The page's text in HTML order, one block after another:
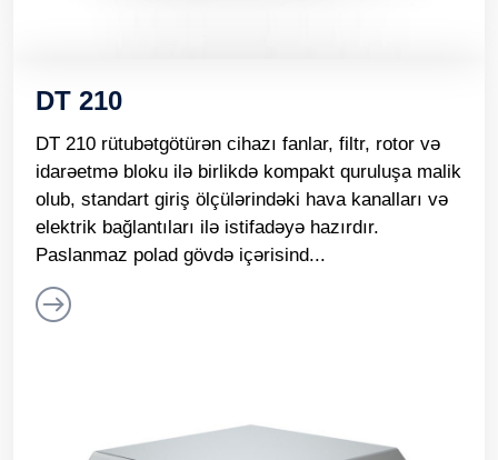
DT 210
DT 210 rütubətgötürən cihazı fanlar, filtr, rotor və
idarəetmə bloku ilə birlikdə kompakt quruluşa malik
olub, standart giriş ölçülərindəki hava kanalları və
elektrik bağlantıları ilə istifadəyə hazırdır.
Paslanmaz polad gövdə içərisind...